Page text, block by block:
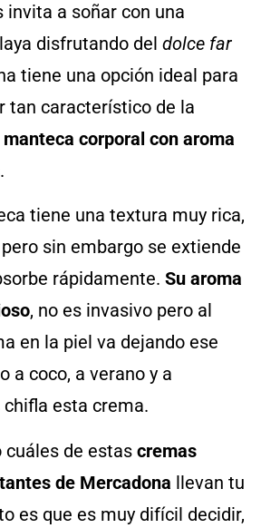
invita a soñar con una
disfrutando del dolce far
tiene una opción ideal para
tan característico de la
manteca corporal con aroma
tiene una textura muy rica,
sin embargo se extiende
rápidamente. Su aroma
, no es invasivo pero al
en la piel va dejando ese
a coco, a verano y a
esta crema.
cuáles de estas cremas
de Mercadona llevan tu
es que es muy difícil decidir,